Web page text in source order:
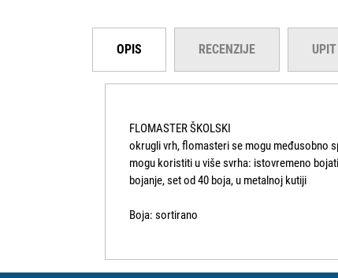
OPIS RECENZIJE
FLOMASTER ŠKOLSKI
okrugli vrh, flomasteri se mogu međusobno
mogu koristiti u više svrha: istovremeno
bojanje, set od 40 boja, u metalnoj kutiji
Boja: sortirano